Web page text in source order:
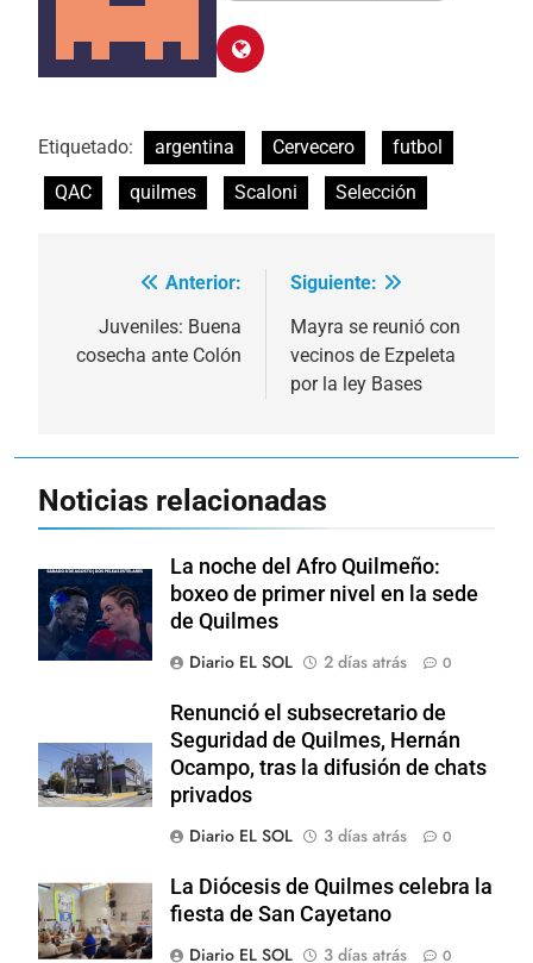
Etiquetado: argentina Cervecero
futbol
QAC
quilmes Scaloni Selección
Navegación
Anterior:
Juveniles: Buena
cosecha ante Colón
Siguiente:
Mayra se reunió con
vecinos de Ezpeleta
por la ley Bases
Noticias relacionadas
La noche del Afro Quilmeño:
boxeo de primer nivel en la sede
de Quilmes
Diario EL SOL
2 días atrás 0
Renunció el subsecretario de
Seguridad de Quilmes, Hernán
Ocampo, tras la difusión de chats
privados
Diario EL SOL
3 días atrás 0
La Diócesis de Quilmes celebra la
fiesta de San Cayetano
Diario EL SOL
3 días atrás 0